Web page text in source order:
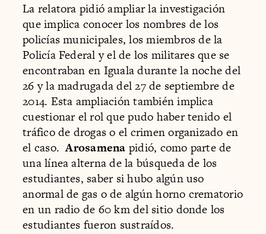
La relatora pidió ampliar la investigación
que implica conocer los nombres de los
policías municipales, los miembros de la
Policía Federal y el de los militares que se
encontraban en Iguala durante la noche del
26 y la madrugada del 27 de septiembre de
2014. Esta ampliación también implica
cuestionar el rol que pudo haber tenido el
tráfico de drogas o el crimen organizado en
el caso.Arosamena pidió, como parte de
una línea alterna de la búsqueda de los
estudiantes, saber si hubo algún uso
anormal de gas o de algún horno crematorio
en un radio de 60 km del sitio donde los
estudiantes fueron sustraídos.